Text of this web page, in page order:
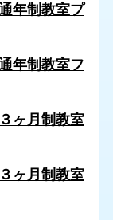
年制教室プ
年制教室フ
ヶ月制教室
ヶ月制教室